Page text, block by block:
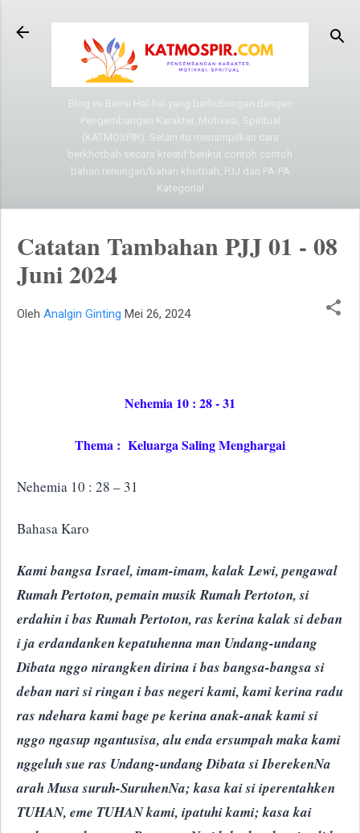
Langsung ke konten utama
Blog ini Berisi Hal-hal yang berhubungan dengan
Pengembangan Karakter, Motivasi, Spiritual
(KATMOSPIR). Selain itu menampilkan cara
berkhotbah secara kreatif berikut contoh contoh
bahan renungan/bahan khotbah, PJJ dan PA-PA
Kategorial
Catatan Tambahan PJJ 01 - 08
Juni 2024
Oleh Analgin Ginting Mei 26, 2024
Nehemia 10 : 28 - 31
Thema : Keluarga Saling Menghargai
Nehemia 10 : 28 – 31
Bahasa Karo
Kami bangsa Israel, imam-imam, kalak Lewi, pengawal
Rumah Pertoton, pemain musik Rumah Pertoton, si
erdahin i bas Rumah Pertoton, ras kerina kalak si deban
i ja erdandanken kepatuhenna man Undang-undang
Dibata nggo nirangken dirina i bas bangsa-bangsa si
deban nari si ringan i bas negeri kami, kami kerina radu
ras ndehara kami bage pe kerina anak-anak kami si
nggo ngasup ngantusisa, alu enda ersumpah maka kami
nggeluh sue ras Undang-undang Dibata si IberekenNa
arah Musa suruh-SuruhenNa; kasa kai si iperentahken
TUHAN, eme TUHAN kami, ipatuhi kami; kasa kai